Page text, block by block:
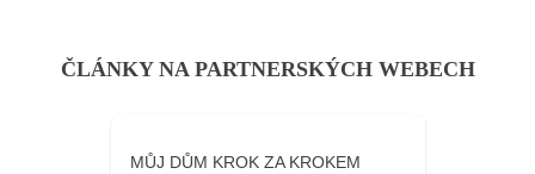
ČLÁNKY NA PARTNERSKÝCH WEBECH
MŮJ DŮM KROK ZA KROKEM